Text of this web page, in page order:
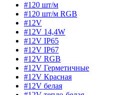
#120 шт/м
#120 шт/м RGB
#12V
#12V 14,4W
#12V IP65
#12V IP67
#12V RGB
#12V Герметичные
#12V Красная
#12V белая